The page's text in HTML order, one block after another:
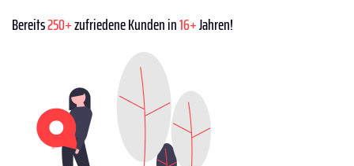
Bereits250+zufriedene Kunden in16+Jahren!